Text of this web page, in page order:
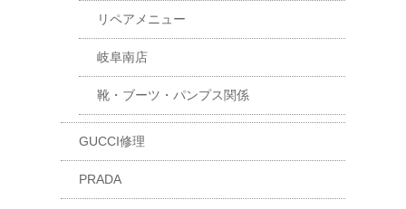
リペアメニュー
岐阜南店
靴・ブーツ・パンプス関係
GUCCI修理
PRADA